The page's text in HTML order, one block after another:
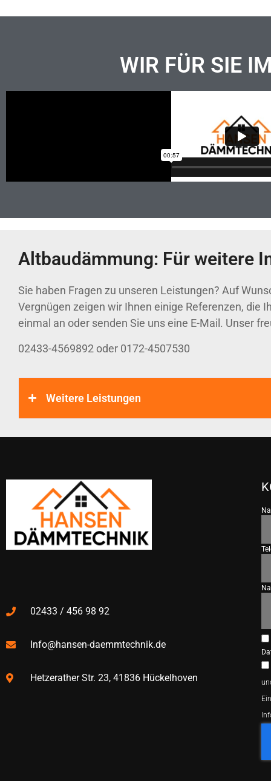
WIR FÜR SIE
Altbaudämmung: Für weitere
Sie haben Fragen zu unseren Leistungen? Auf
Vergnügen zeigen wir Ihnen einige Referenzen, die
einmal an oder senden Sie uns eine E-Mail. Unser
02433-4569892 oder 0172-4507530
Weitere Leistungen
02433 / 456 98 92
Info@hansen-daemmtechnik.de
Hetzerather Str. 23, 41836 Hückelhoven